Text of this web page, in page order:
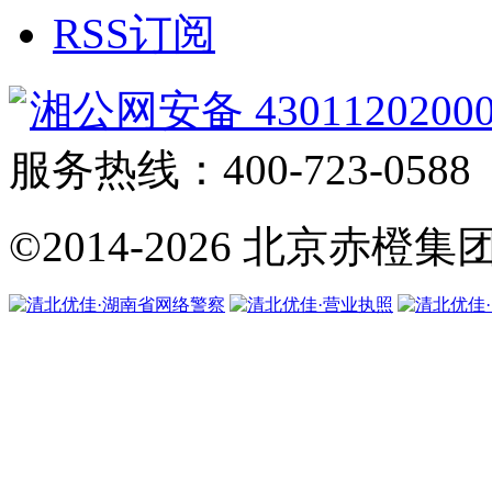
RSS订阅
湘公网安备
服务热线：400-723-0588
©2014-2026 北京赤橙集